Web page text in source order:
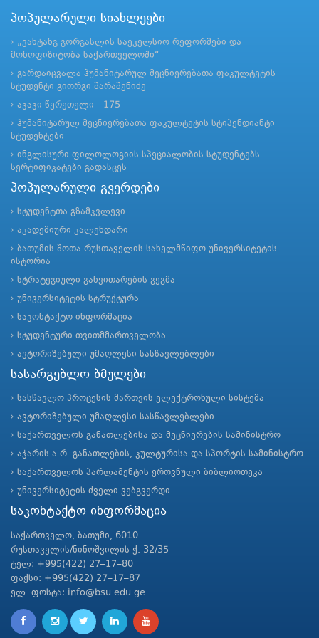
პოპულარული სიახლეები
„ვახტანგ გორგასლის საეკელსიო რეფორმები და
მონოფიზიტობა საქართველოში“
გარდაიცვალა ჰუმანიტარულ მეცნიერებათა ფაკულტეტის
სტუდენტი გიორგი შარაშენიძე
აკაკი წერეთელი - 175
ჰუმანიტარულ მეცნიერებათა ფაკულტეტის სტიპენდიანტი
სტუდენტები
ინგლისური ფილოლოგიის სპეციალობის სტუდენტებს
სერტიფიკატები გადასცეს
პოპულარული გვერდები
სტუდენტთა გზამკვლევი
აკადემიური კალენდარი
ბათუმის შოთა რუსთაველის სახელმწიფო უნივერსიტეტის
ისტორია
სტრატეგიული განვითარების გეგმა
უნივერსიტეტის სტრუქტურა
საკონტაქტო ინფორმაცია
სტუდენტური თვითმმართველობა
ავტორიზებული უმაღლესი სასწავლებლები
სასარგებლო ბმულები
სასწავლო პროცესის მართვის ელექტრონული სისტემა
ავტორიზებული უმაღლესი სასწავლებლები
საქართველოს განათლებისა და მეცნიერების სამინისტრო
აჭარის ა.რ. განათლების, კულტურისა და სპორტის სამინისტრო
საქართველოს პარლამენტის ეროვნული ბიბლიოთეკა
უნივერსიტეტის ძველი ვებგვერდი
საკონტაქტო ინფორმაცია
საქართველო, ბათუმი, 6010
რუსთაველის/ნინოშვილის ქ. 32/35
ტელ: +995(422) 27–17–80
ფაქსი: +995(422) 27–17–87
ელ. ფოსტა: info@bsu.edu.ge